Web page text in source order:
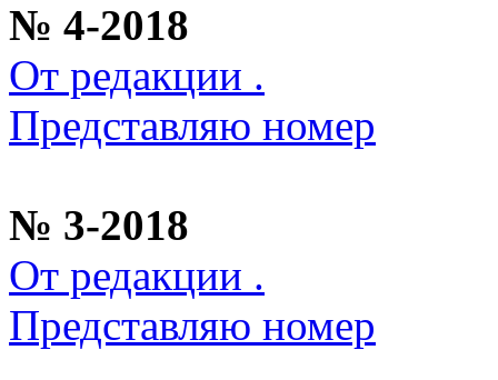
№ 4-2018
От редакции .
Представляю номер
№ 3-2018
От редакции .
Представляю номер